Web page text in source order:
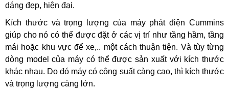
dáng đẹp, hiện đại.
Kích thước và trọng lượng của máy phát điện Cummins
giúp cho nó có thể được đặt ở các vị trí như tầng hầm, tầng
mái hoặc khu vực để xe,.. một cách thuận tiện. Và tùy từng
dòng model của máy có thể được sản xuất với kích thước
khác nhau. Do đó máy có công suất càng cao, thì kích thước
và trọng lượng càng lớn.